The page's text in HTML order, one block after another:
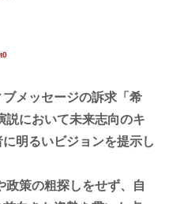
メッセージの訴求「希
説において未来志向のキ
明るいビジョンを提示し
政策の粗探しをせず、自